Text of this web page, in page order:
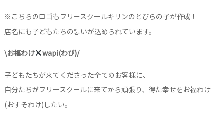
※こちらのロゴもフリースクールキリンのとびらの子が作成！
店名にも子どもたちの想いが込められています。
\お福わけ wapi(わぴ)/
子どもたちが来てくださった全てのお客様に、
自分たちがフリースクールに来てから頑張り、得た幸せをお福わけ
(おすそわけ)したい。